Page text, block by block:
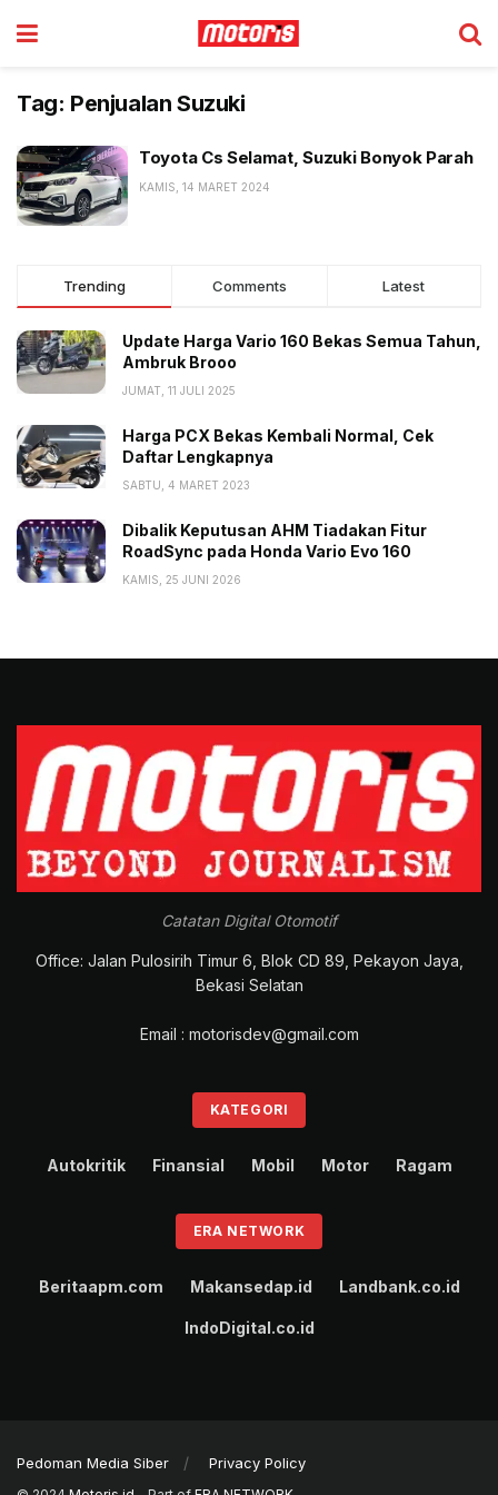
Tag: Penjualan Suzuki
Toyota Cs Selamat, Suzuki Bonyok Parah
KAMIS, 14 MARET 2024
Trending Comments Latest
Update Harga Vario 160 Bekas Semua Tahun,
Ambruk Brooo
JUMAT, 11 JULI 2025
Harga PCX Bekas Kembali Normal, Cek
Daftar Lengkapnya
SABTU, 4 MARET 2023
Dibalik Keputusan AHM Tiadakan Fitur
RoadSync pada Honda Vario Evo 160
KAMIS, 25 JUNI 2026
Catatan Digital Otomotif
Office: Jalan Pulosirih Timur 6, Blok CD 89, Pekayon Jaya,
Bekasi Selatan
Email : motorisdev@gmail.com
KATEGORI
Autokritik Finansial Mobil Motor Ragam
ERA NETWORK
Beritaapm.com Makansedap.id Landbank.co.id
IndoDigital.co.id
Pedoman Media Siber Privacy Policy